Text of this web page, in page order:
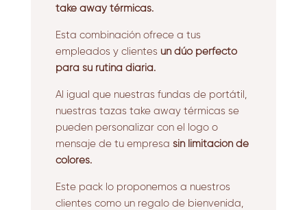
take away térmicas.
Esta combinación ofrece a tus
empleados y clientes un dúo perfecto
para su rutina diaria.
Al igual que nuestras fundas de portátil,
nuestras tazas take away térmicas se
pueden personalizar con el logo o
mensaje de tu empresa sin limitación de
colores.
Este pack lo proponemos a nuestros
clientes como un regalo de bienvenida,